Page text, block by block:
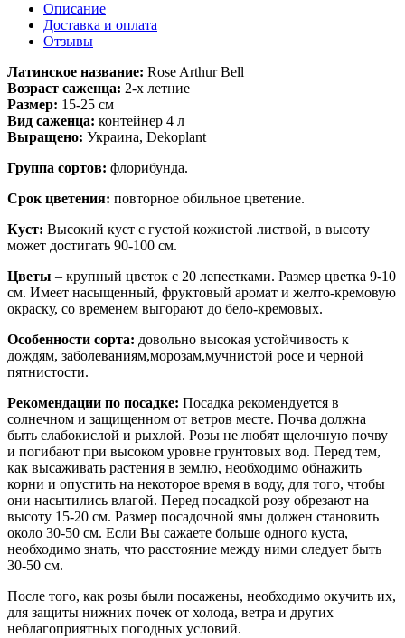
Описание
Доставка и оплата
Отзывы
Латинское название: Rose Arthur Bell
Возраст саженца: 2-х летние
Размер: 15-25 см
Вид саженца: контейнер 4 л
Выращено: Украина, Dekoplant
Группа сортов: флорибунда.
Срок цветения: повторное обильное цветение.
Куст: Высокий куст с густой кожистой листвой, в высоту
может достигать 90-100 см.
Цветы – крупный цветок с 20 лепестками. Размер цветка 9-10
см. Имеет насыщенный, фруктовый аромат и желто-кремовую
окраску, со временем выгорают до бело-кремовых.
Особенности сорта: довольно высокая устойчивость к
дождям, заболеваниям,морозам,мучнистой росе и черной
пятнистости.
Рекомендации по посадке: Посадка рекомендуется в
солнечном и защищенном от ветров месте. Почва должна
быть слабокислой и рыхлой. Розы не любят щелочную почву
и погибают при высоком уровне грунтовых вод. Перед тем,
как высаживать растения в землю, необходимо обнажить
корни и опустить на некоторое время в воду, для того, чтобы
они насытились влагой. Перед посадкой розу обрезают на
высоту 15-20 см. Размер посадочной ямы должен становить
около 30-50 см. Если Вы сажаете больше одного куста,
необходимо знать, что расстояние между ними следует быть
30-50 см.
После того, как розы были посажены, необходимо окучить их,
для защиты нижних почек от холода, ветра и других
неблагоприятных погодных условий.